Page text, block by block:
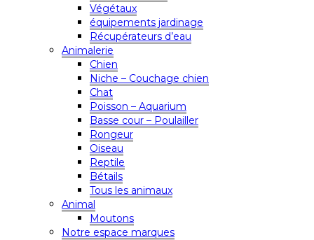
Végétaux
équipements jardinage
Récupérateurs d’eau
Animalerie
Chien
Niche – Couchage chien
Chat
Poisson – Aquarium
Basse cour – Poulailler
Rongeur
Oiseau
Reptile
Bétails
Tous les animaux
Animal
Moutons
Notre espace marques